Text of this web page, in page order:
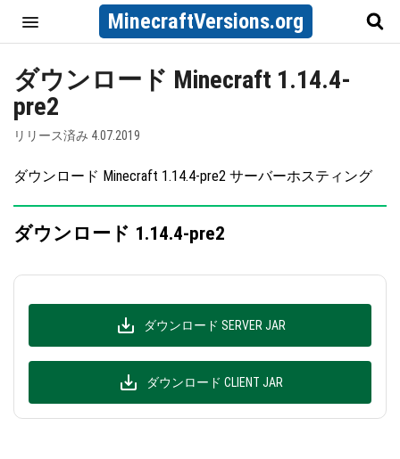
MinecraftVersions.org
ダウンロード Minecraft 1.14.4-
pre2
リリース済み 4.07.2019
ダウンロード Minecraft 1.14.4-pre2 サーバーホスティング
ダウンロード 1.14.4-pre2
ダウンロード SERVER JAR
ダウンロード CLIENT JAR